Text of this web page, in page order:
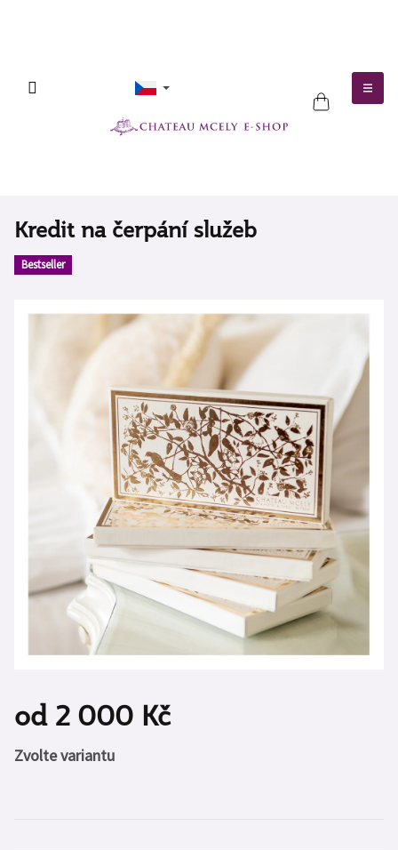
NÁKUPNÍ
Kredit na čerpání služeb
Bestseller
od 2 000 Kč
Měrná
cena:
Zvolte variantu